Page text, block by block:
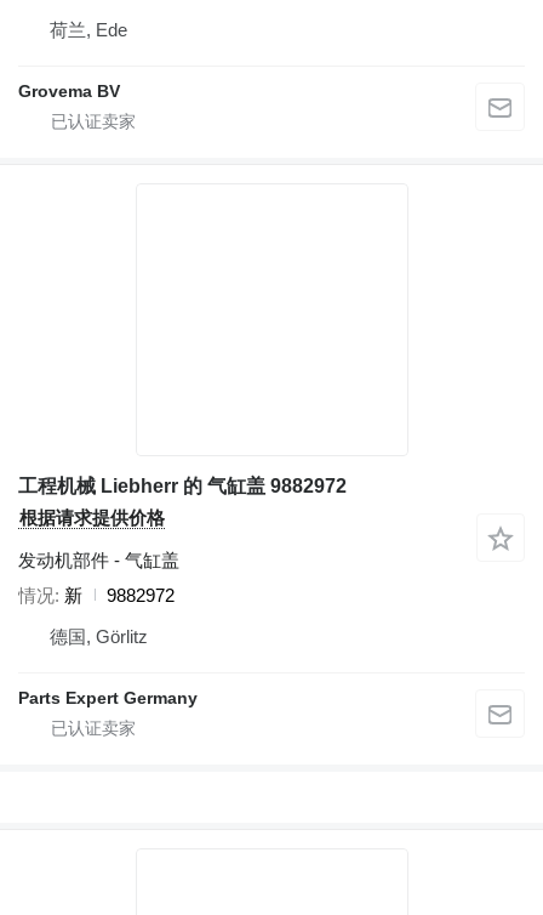
荷兰, Ede
Grovema BV
工程机械 Liebherr 的 气缸盖 9882972
根据请求提供价格
发动机部件 - 气缸盖
情况 新
9882972
德国, Görlitz
Parts Expert Germany